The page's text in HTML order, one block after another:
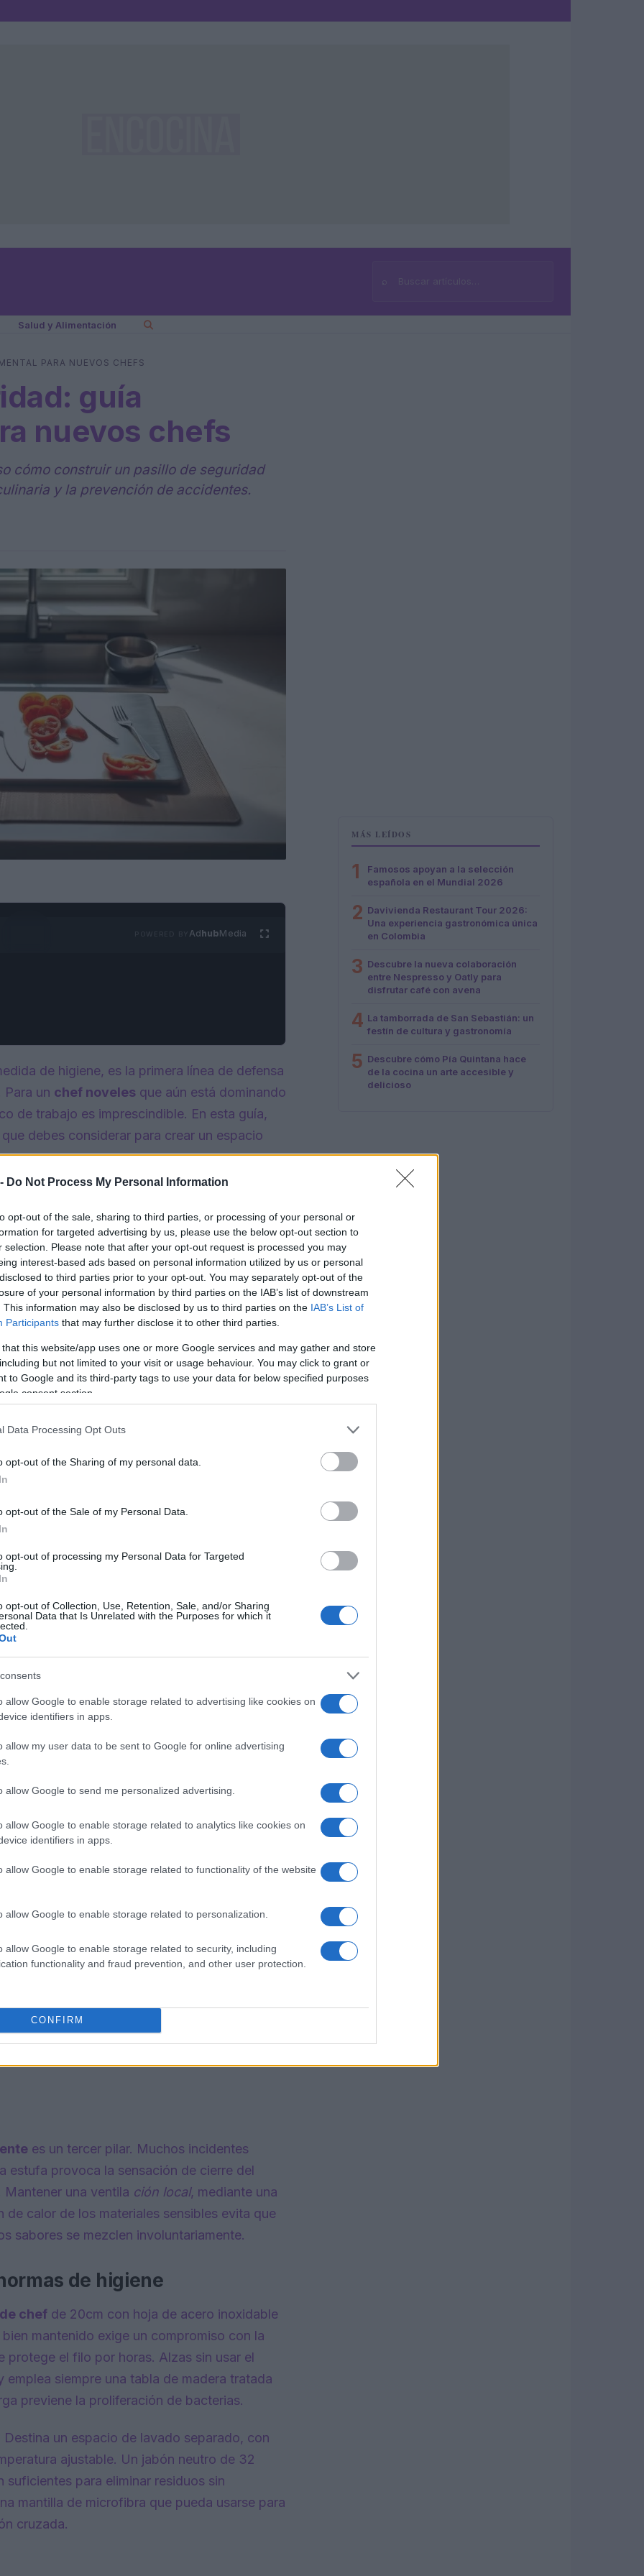
Do Not Process My Personal Information
opt-out of the sale, sharing to third parties, or processing of your personal or
for targeted advertising by us, please use the below opt-out section to
selection. Please note that after your opt-out request is processed you may
interest-based ads based on personal information utilized by us or personal
to third parties prior to your opt-out. You may separately opt-out of the
of your personal information by third parties on the IAB’s list of downstream
This information may also be disclosed by us to third parties on the IAB’s List of
Participants that may further disclose it to other third parties.
that this website/app uses one or more Google services and may gather and store
but not limited to your visit or usage behaviour. You may click to grant or
to Google and its third-party tags to use your data for below specified purposes
consent section.
Data Processing Opt Outs
opt-out of the Sharing of my personal data.
opt-out of the Sale of my Personal Data.
opt-out of processing my Personal Data for Targeted
opt-out of Collection, Use, Retention, Sale, and/or Sharing
Data that Is Unrelated with the Purposes for which it
allow Google to enable storage related to advertising like cookies on
identifiers in apps.
allow my user data to be sent to Google for online advertising
allow Google to send me personalized advertising.
allow Google to enable storage related to analytics like cookies on
identifiers in apps.
allow Google to enable storage related to functionality of the website
allow Google to enable storage related to personalization.
allow Google to enable storage related to security, including
functionality and fraud prevention, and other user protection.
CONFIRM
⌕Buscar
Salud y Alimentación
PARA NUEVOS CHEFS
guía
nuevos chefs
cómo construir un pasillo de seguridad
y la prevención de accidentes.
AdhubMedia
de higiene, es la primera línea de defensa
un chef noveles que aún está dominando
de trabajo es imprescindible. En esta guía,
debes considerar para crear un espacio
de seguridad
los utensilios críticos —cuchillos, tablas,
de manera que cada paso del proceso
de cortar en la colina más alta y el cuchillo
la necesidad de cruzar zonas contaminadas.
of movement
diagonal, lo que exige espacio suficiente para
ajenos. La solución práctica es delimitar
marcado por un suelo de goma
claros que recuerde a los chefs que el
disposición de los cabos de hasta la
del trayecto primario; se recomienda fijarlos
Así, se evita el riesgo de tropiezos
al conducir un plato.
es un tercer pilar. Muchos incidentes
estufa provoca la sensación de cierre del
una ventila ción local, mediante una
calor de los materiales sensibles evita que
sabores se mezclen involuntariamente.
de higiene
chef de 20cm con hoja de acero inoxidable
mantenido exige un compromiso con la
protege el filo por horas. Alzas sin usar el
siempre una tabla de madera tratada
previene la proliferación de bacterias.
un espacio de lavado separado, con
ajustable. Un jabón neutro de 32
para eliminar residuos sin
mantilla de microfibra que pueda usarse para
cruzada.
MÁS LEÍDOS
1
Famosos apoyan a la selección
española en el Mundial 2026
2 Davivienda Restaurant Tour 2026:
Una experiencia gastronómica única
en Colombia
3 Descubre la nueva colaboración
entre Nespresso y Oatly para
disfrutar café con avena
4 La tamborrada de San Sebastián: un
festín de cultura y gastronomía
5 Descubre cómo Pía Quintana hace
de la cocina un arte accesible y
delicioso